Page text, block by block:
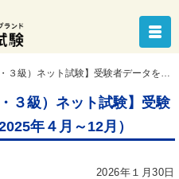
】受験者データを掲載しました（2025年４月～12月）
３級）ネット試験】受験
年４月～12月）
2026年１月30日